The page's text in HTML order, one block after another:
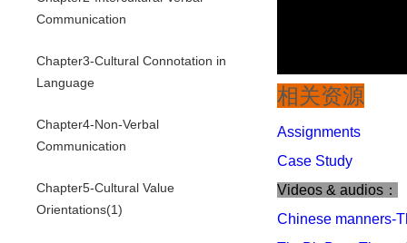
Communication
Chapter3-Cultural Connotation in
Language
Chapter4-Non-Verbal
Communication
Chapter5-Cultural Value
Orientations(1)
相关资源
Assignments
Case Study
Videos & audios：
Chinese manners-